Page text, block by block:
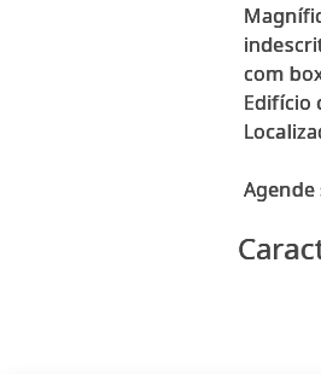
com
Edifício